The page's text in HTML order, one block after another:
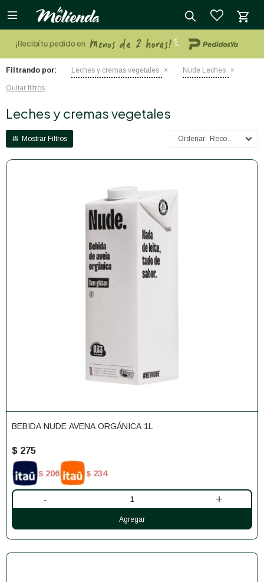

Filtrando por: Leches y cremas vegetales Nude Leches
Quitar filtros
Leches y cremas vegetales
Recomendados
BEBIDA NUDE AVENA ORGÁNICA 1L
$ 275
$ 206 $ 234
- +